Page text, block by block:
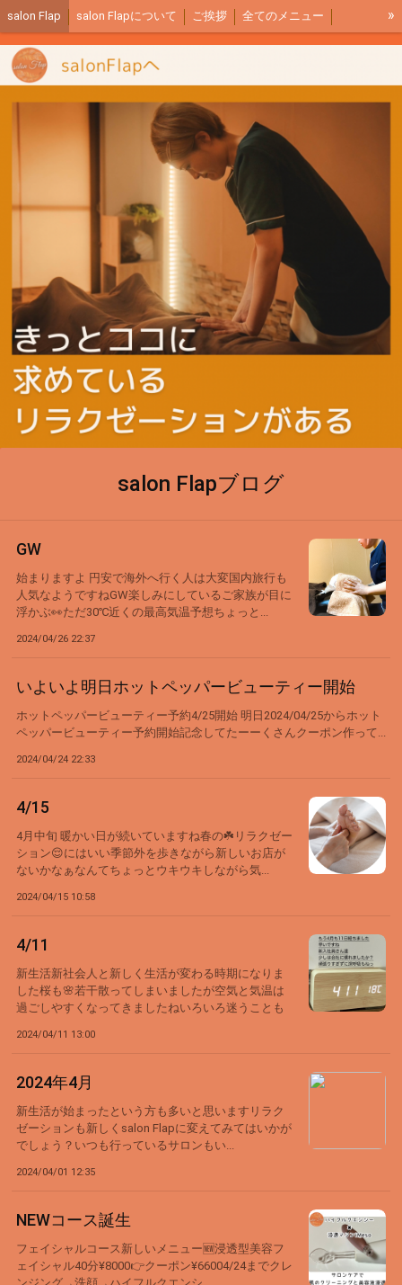
salon Flap salon Flapについて ご挨拶 全てのメニュー
サロン内イメージ ご予約リンク アクセス 全身もみほぐし説明
リンパマッサージ説明
»
salon Flapブログ
GW
始まりますよ 円安で海外へ行く人は大変国内旅行も
人気なようですねGW楽しみにしているご家族が目に
浮かぶ👀ただ30℃近くの最高気温予想ちょっと...
2024/04/26 22:37
いよいよ明日ホットペッパービューティー開始
ホットペッパービューティー予約4/25開始 明日2024/04/25からホット
ペッパービューティー予約開始記念してたーーくさんクーポン作って...
2024/04/24 22:33
4/15
4月中旬 暖かい日が続いていますね春の☘️リラクゼー
ション😌にはいい季節外を歩きながら新しいお店が
ないかなぁなんてちょっとウキウキしながら気...
2024/04/15 10:58
4/11
新生活新社会人と新しく生活が変わる時期になりま
した桜も🌸若干散ってしまいましたが空気と気温は
過ごしやすくなってきましたねいろいろ迷うことも
2024/04/11 13:00
2024年4月
新生活が始まったという方も多いと思いますリラク
ゼーションも新しくsalon Flapに変えてみてはいかが
でしょう？いつも行っているサロンもい...
2024/04/01 12:35
NEWコース誕生
フェイシャルコース新しいメニュー🆕浸透型美容フ
ェイシャル40分¥8000👉クーポン¥66004/24までクレ